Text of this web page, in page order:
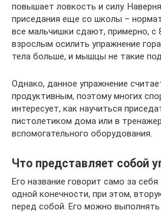
повышает ловкость и силу.
приседания еще со школы –
все мальчишки сдают, примерно, с
взрослым осилить упражнение
тела больше, и мышцы не такие
Однако, данное упражнение
продуктивным, поэтому многих
интересует, как научиться
пистолетиком дома или в
вспомогательного оборудования.
Что представляет собой
Его название говорит само за
одной конечности, при этом,
перед собой. Его можно